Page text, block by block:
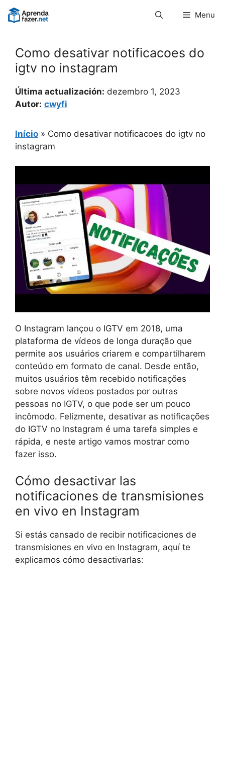
Pular
para
Menu
Como desativar notificacoes do
igtv no instagram
Última actualización: dezembro 1, 2023
Autor: cwyfi
Início » Como desativar notificacoes do igtv no
instagram
O Instagram lançou o IGTV em 2018, uma
plataforma de vídeos de longa duração que
permite aos usuários criarem e compartilharem
conteúdo em formato de canal. Desde então,
muitos usuários têm recebido notificações
sobre novos vídeos postados por outras
pessoas no IGTV, o que pode ser um pouco
incômodo. Felizmente, desativar as notificações
do IGTV no Instagram é uma tarefa simples e
rápida, e neste artigo vamos mostrar como
fazer isso.
Cómo desactivar las
notificaciones de transmisiones
en vivo en Instagram
Si estás cansado de recibir notificaciones de
transmisiones en vivo en Instagram, aquí te
explicamos cómo desactivarlas: